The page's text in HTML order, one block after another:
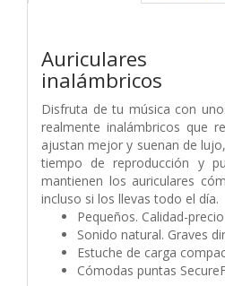
Auriculares
inalámbricos
Disfruta de tu música con
realmente inalámbricos que
ajustan mejor y suenan de
tiempo de reproducción y
mantienen los auriculares
incluso si los llevas todo el día.
Pequeños. Calidad-precio
Sonido natural. Graves
Estuche de carga
Cómodas puntas